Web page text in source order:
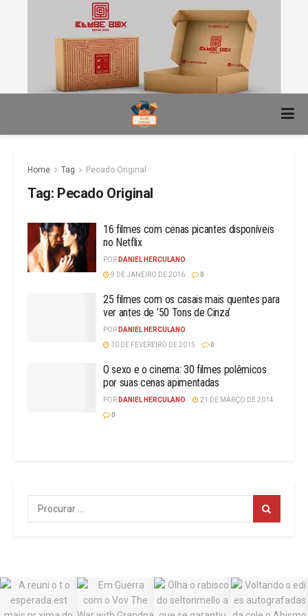
Home Tag Pecado Original
Tag: Pecado Original
16 filmes com cenas picantes disponíveis
no Netflix
POR DANIEL HERCULANO
9 DE JANEIRO DE 2016
0
25 filmes com os casais mais quentes para
ver antes de ’50 Tons de Cinza’
POR DANIEL HERCULANO
10 DE FEVEREIRO DE 2015
0
O sexo e o cinema: 30 filmes polêmicos
por suas cenas apimentadas
POR DANIEL HERCULANO
21 DE MARÇO DE 2014
0